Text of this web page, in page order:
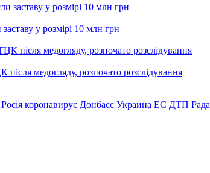
у розмірі 10 млн грн
медогляду, розпочато розслідування
Росія коронавирус Донбасс Украина ЕС ДТП Рада